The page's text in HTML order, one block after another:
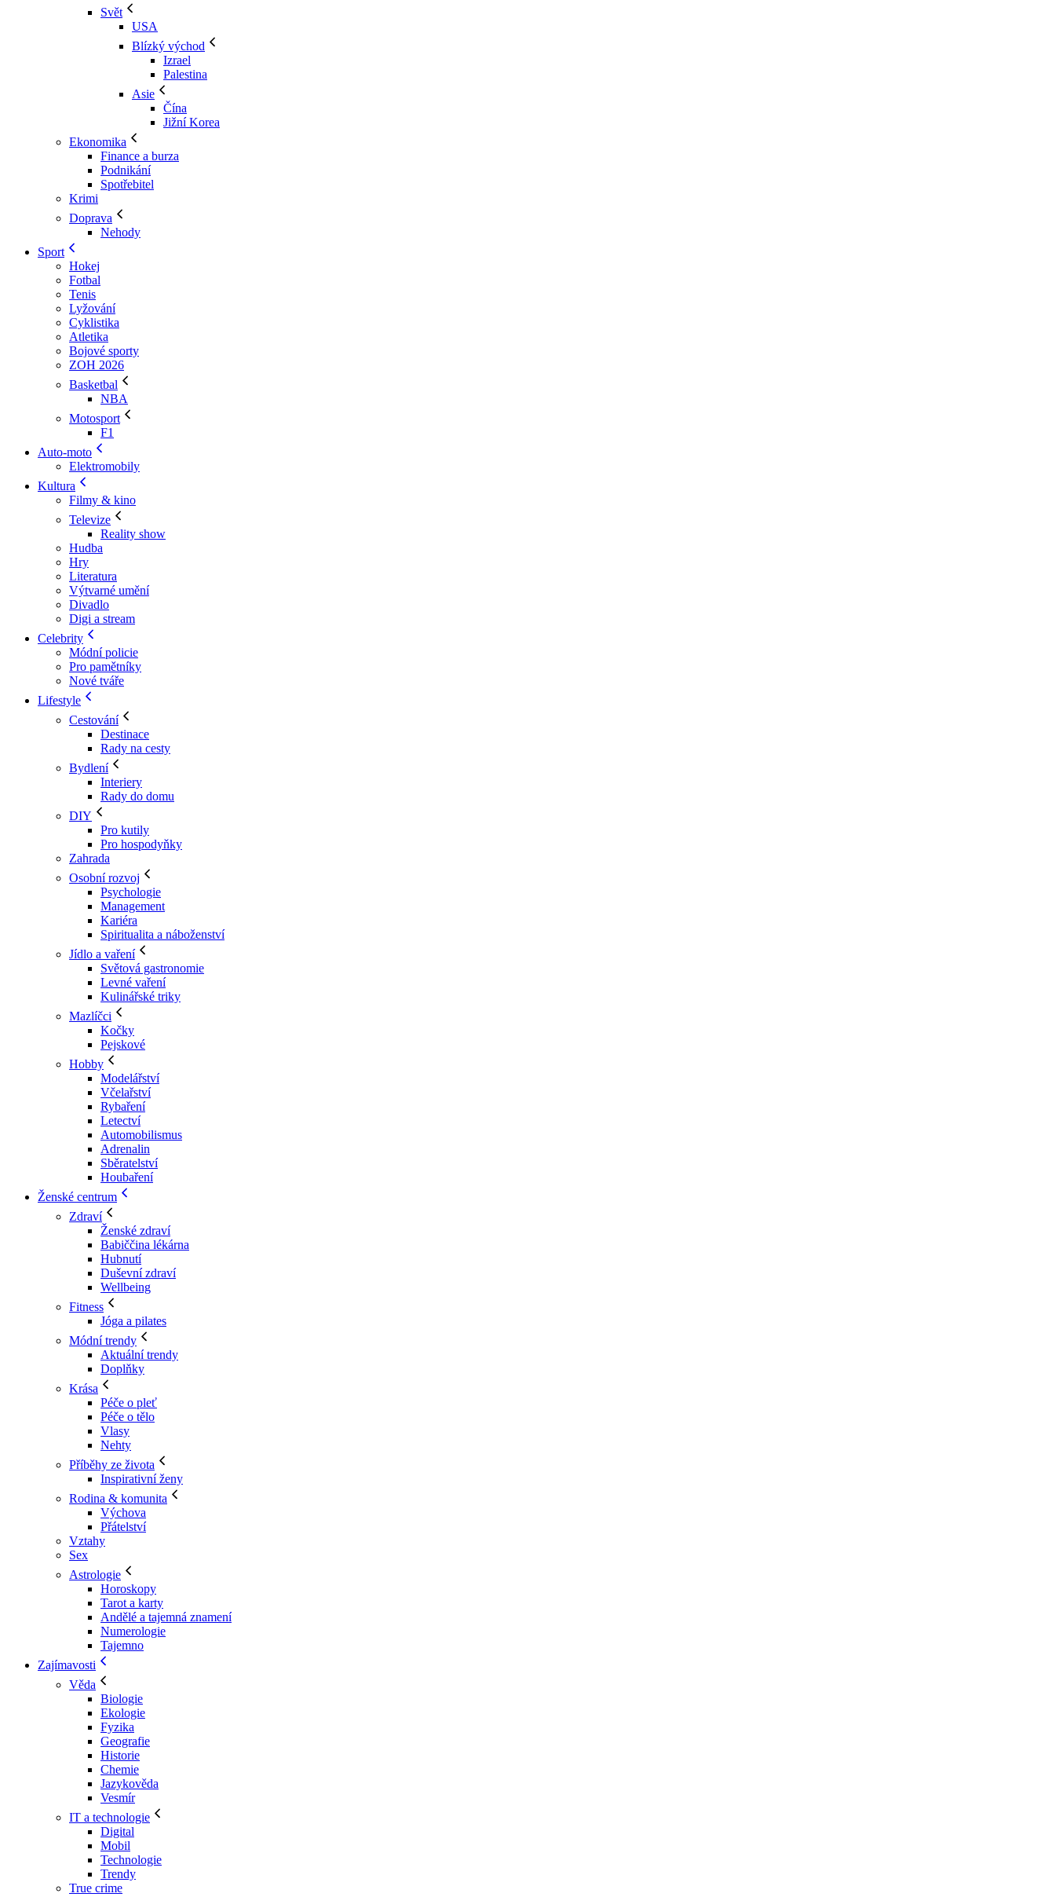
Svět
USA
Blízký východ
Izrael
Palestina
Asie
Čína
Jižní Korea
Ekonomika
Finance a burza
Podnikání
Spotřebitel
Krimi
Doprava
Nehody
Sport
Hokej
Fotbal
Tenis
Lyžování
Cyklistika
Atletika
Bojové sporty
ZOH 2026
Basketbal
NBA
Motosport
F1
Auto-moto
Elektromobily
Kultura
Filmy & kino
Televize
Reality show
Hudba
Hry
Literatura
Výtvarné umění
Divadlo
Digi a stream
Celebrity
Módní policie
Pro pamětníky
Nové tváře
Lifestyle
Cestování
Destinace
Rady na cesty
Bydlení
Interiery
Rady do domu
DIY
Pro kutily
Pro hospodyňky
Zahrada
Osobní rozvoj
Psychologie
Management
Kariéra
Spiritualita a náboženství
Jídlo a vaření
Světová gastronomie
Levné vaření
Kulinářské triky
Mazlíčci
Kočky
Pejskové
Hobby
Modelářství
Včelařství
Rybaření
Letectví
Automobilismus
Adrenalin
Sběratelství
Houbaření
Ženské centrum
Zdraví
Ženské zdraví
Babiččina lékárna
Hubnutí
Duševní zdraví
Wellbeing
Fitness
Jóga a pilates
Módní trendy
Aktuální trendy
Doplňky
Krása
Péče o pleť
Péče o tělo
Vlasy
Nehty
Příběhy ze života
Inspirativní ženy
Rodina & komunita
Výchova
Přátelství
Vztahy
Sex
Astrologie
Horoskopy
Tarot a karty
Andělé a tajemná znamení
Numerologie
Tajemno
Zajímavosti
Věda
Biologie
Ekologie
Fyzika
Geografie
Historie
Chemie
Jazykověda
Vesmír
IT a technologie
Digital
Mobil
Technologie
Trendy
True crime